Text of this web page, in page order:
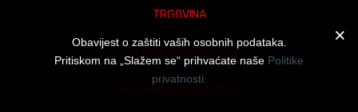
TRGOVINA
POLITIKE PRIVATNOSTI
Obavijest o zaštiti vaših osobnih podataka.
Pritiskom na „Slažem se“ prihvaćate naše Politike
privatnosti.